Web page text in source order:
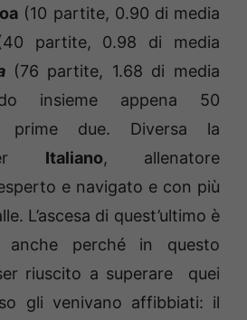
(10 partite, 0.90 di media
partite, 0.98 di media
(76 partite, 1.68 di media
insieme appena 50
prime due. Diversa la
Italiano, allenatore
e navigato e con più
L’ascesa di quest’ultimo è
anche perché in questo
riuscito a superare quei
gli venivano affibbiati: il